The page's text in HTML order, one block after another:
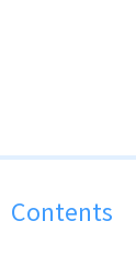
Contents